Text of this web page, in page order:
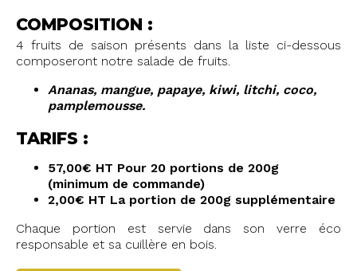
COMPOSITION :
4 fruits de saison présents dans la liste ci-dessous
composeront notre salade de fruits.
Ananas, mangue, papaye, kiwi, litchi, coco,
pamplemousse.
TARIFS :
57,00€ HT Pour 20 portions de 200g
(minimum de commande)
2,00€ HT La portion de 200g supplémentaire
Chaque portion est servie dans son verre éco
responsable et sa cuillère en bois.